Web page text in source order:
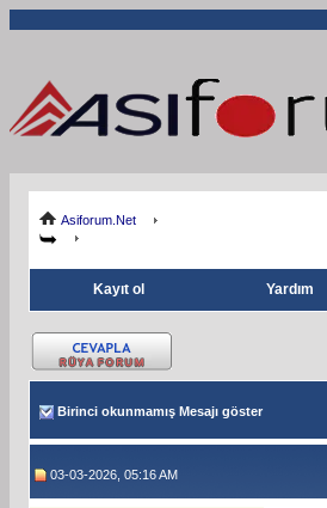
Asiforum.Net
Kayıt ol Yardım
Birinci okunmamış Mesajı göster
03-03-2026, 05:16 AM